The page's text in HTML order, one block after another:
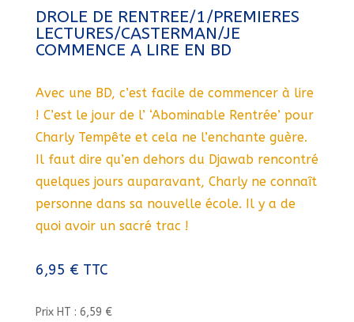
DROLE DE RENTREE/1/PREMIERES
LECTURES/CASTERMAN/JE
COMMENCE A LIRE EN BD
Avec une BD, c’est facile de commencer à lire
! C’est le jour de l’ ‘Abominable Rentrée’ pour
Charly Tempête et cela ne l’enchante guère.
Il faut dire qu’en dehors du Djawab rencontré
quelques jours auparavant, Charly ne connaît
personne dans sa nouvelle école. Il y a de
quoi avoir un sacré trac !
6,95 € TTC
Prix HT : 6,59 €